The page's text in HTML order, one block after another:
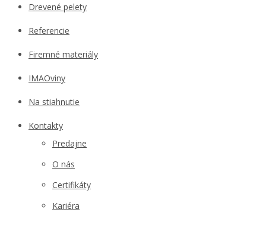
Drevené pelety
Referencie
Firemné materiály
IMAOviny
Na stiahnutie
Kontakty
Predajne
O nás
Certifikáty
Kariéra